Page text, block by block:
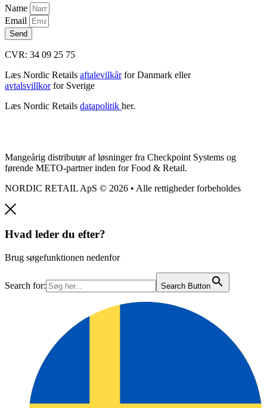
Name
Email
Send
CVR: 34 09 25 75
Læs Nordic Retails aftalevilkårfor Danmark eller
avtalsvillkorfor Sverige
Læs Nordic Retails datapolitik her.
Mangeårig distributør af løsninger fra Checkpoint Systems og
førende METO-partner inden for Food & Retail.
NORDIC RETAIL ApS © 2026 • Alle rettigheder forbeholdes
Hvad leder du efter?
Brug søgefunktionen nedenfor
Search for: Search Button